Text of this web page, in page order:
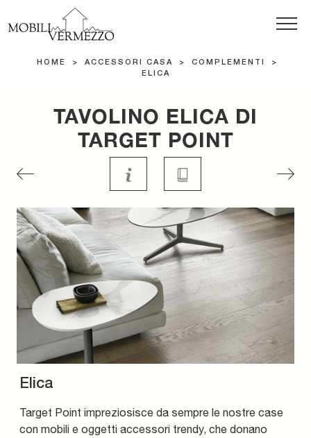
HOME > ACCESSORI CASA > COMPLEMENTI
>
ELICA
TAVOLINO ELICA DI
TARGET POINT
Elica
Target Point impreziosisce da sempre le nostre case
con mobili e oggetti accessori trendy, che donano